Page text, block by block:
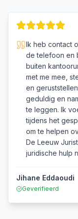
Ik heb contact
de telefoon en
buiten
met me mee,
en
geduldig en
te leggen. Ik
tijdens het
om te helpen
De Leeuw
juridische hulp
Jihane Eddaoudi
Geverifieerd